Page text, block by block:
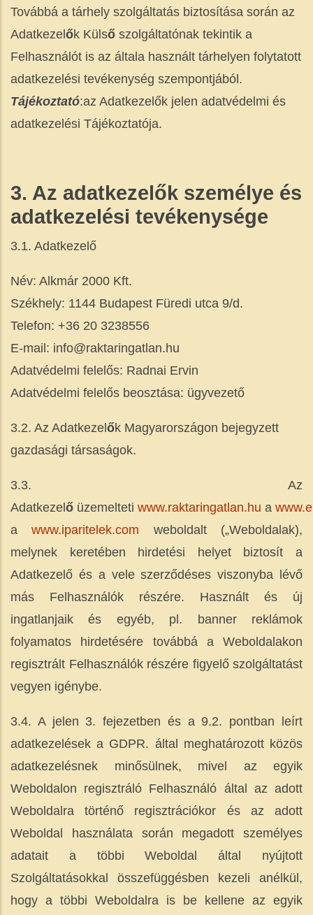
Továbbá a tárhely szolgáltatás biztosítása során az
Adatkezel ők Külső szolgáltatónak tekintik a
Felhasználót is az általa használt tárhelyen folytatott
adatkezelési tevékenység szempontjából.
Tájékoztató:az Adatkezelők jelen adatvédelmi és
adatkezelési Tájékoztatója.
3. Az adatkezelők személye és
adatkezelési tevékenysége
3.1. Adatkezelő
Név: Alkmár 2000 Kft.
Székhely: 1144 Budapest Füredi utca 9/d.
Telefon: +36 20 3238556
E-mail: info@raktaringatlan.hu
Adatvédelmi felelős: Radnai Ervin
Adatvédelmi felelős beosztása: ügyvezető
3.2. Az Adatkezel ők Magyarországon bejegyzett
gazdasági társaságok.
3.3. Az
Adatkezel ő üzemelteti www.raktaringatlan.hu a
awww.iparitelek.com weboldalt („Weboldalak),
melynek keretében hirdetési helyet biztosít a
Adatkezelő és a vele szerződéses viszonyba lévő
más Felhasználók részére. Használt és új
ingatlanjaik és egyéb, pl. banner reklámok
folyamatos hirdetésére továbbá a Weboldalakon
regisztrált Felhasználók részére figyelő szolgáltatást
vegyen igénybe.
3.4. A jelen 3. fejezetben és a 9.2. pontban leírt
adatkezelések a GDPR. által meghatározott közös
adatkezelésnek minősülnek, mivel az egyik
Weboldalon regisztráló Felhasználó által az adott
Weboldalra történő regisztrációkor és az adott
Weboldal használata során megadott személyes
adatait a többi Weboldal által nyújtott
Szolgáltatásokkal összefüggésben kezeli anélkül,
hogy a többi Weboldalra is be kellene az egyik